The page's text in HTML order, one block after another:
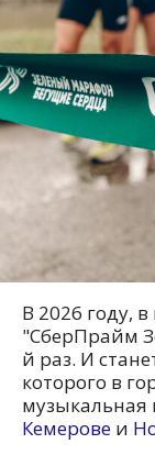
В 2026 году,
"СберПрайм
й раз. И
которого в
музыкальная
Кемерове и